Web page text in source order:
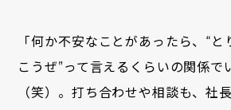
「何か不安なことがあったら、“
こうぜ”って言えるくらいの関係で
（笑）。打ち合わせや相談も、社